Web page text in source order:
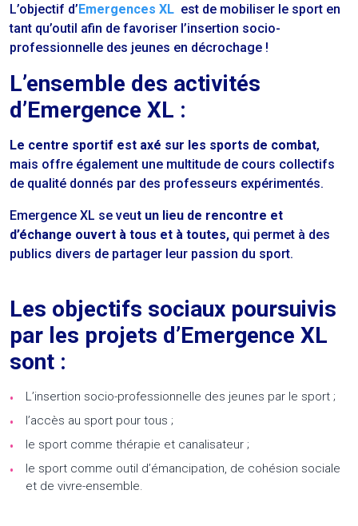
L’objectif d’Emergences XL est de mobiliser le sport en
tant qu’outil afin de favoriser l’insertion socio-
professionnelle des jeunes en décrochage !
L’ensemble des activités
d’Emergence XL :
Le centre sportif est axé sur les sports de combat,
mais offre également une multitude de cours collectifs
de qualité donnés par des professeurs expérimentés.
Emergence XL se veut un lieu de rencontre et
d’échange ouvert à tous et à toutes, qui permet à des
publics divers de partager leur passion du sport.
Les objectifs sociaux poursuivis
par les projets d’Emergence XL
sont :
L’insertion socio-professionnelle des jeunes par le sport ;
l’accès au sport pour tous ;
le sport comme thérapie et canalisateur ;
le sport comme outil d’émancipation, de cohésion sociale
et de vivre-ensemble.